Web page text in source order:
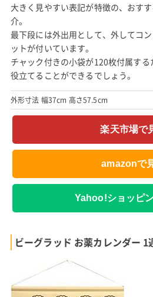
大きく見やすい表記が特徴の、おす
介。
最下段には外出用として、外してコ
ットが付いています。
チャック付きの小袋が120枚付属す
役立てることができるでしょう。
外形寸法 幅37cm 高さ57.5cm
楽天市場で
amazonで
Yahoo!ショッピ
ビーグラッド お薬カレンダー 1